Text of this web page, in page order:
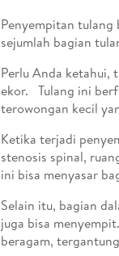
Penyempitan tulang
sejumlah bagian
Perlu Anda ketahui,
ekor. Tulang ini
terowongan kecil
Ketika terjadi
stenosis spinal,
ini bisa menyasar
Selain itu, bagian
juga bisa
beragam,